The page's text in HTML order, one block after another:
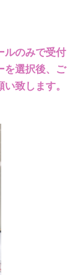
ルのみで受付
を選択後、ご
致します。